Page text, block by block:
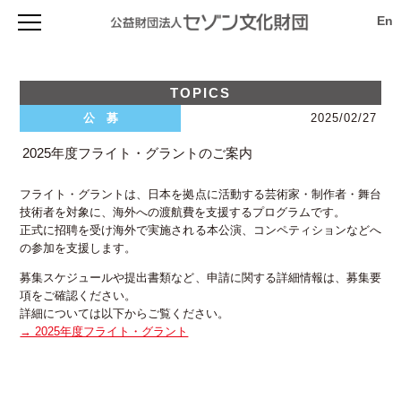
セゾン文化財団とは
財団の概要
創立者 堤清二について
フィナンシャル・レポート
寄付のお願い
アクセス
助成を受ける
プログラム概要
セゾン・フェロー( I / II ) 2027年度
申請手順 2027年度（セゾン・フェローI/II）
国際プロジェクト支援 2027年度
次世代の芸術創造を活性化する研究助成 2027年度
海外リサーチ活動支援 2027年度
申請手順 2027年（サバティカル／創造環境イノベーション／
国際プロジェクト支援／研究助成／海外リサーチ活動支援）
募集要項 2027年度
お問い合わせ 2027年度
セゾン・アーティスト・イン・レジデンス 2026年度
スタジオ概要
空き状況
施設詳細・資料
アクセス
ライブラリー
事業計画（プレスリリース）
アニュアル・レポート
アーカイブ
TOPICS & 最新情報
セゾンAIR
アーカイブ
過去の事業検索
viewpoint バックナンバー
自主製作事業
寄付のお願い
法人賛助会員の募集
個人寄付のお願い
お問い合わせ
助成対象者向け書類ダウンロード
Mail News登録
お問い合わせ
プライバシーポリシー
TOPICS
公 募 2025/02/27
2025年度フライト・グラントのご案内
フライト・グラントは、日本を拠点に活動する芸術家・制作者・舞台
技術者を対象に、海外への渡航費を支援するプログラムです。
正式に招聘を受け海外で実施される本公演、コンペティションなどへ
の参加を支援します。
募集スケジュールや提出書類など、申請に関する詳細情報は、募集要
項をご確認ください。
詳細については以下からご覧ください。
→ 2025年度フライト・グラント